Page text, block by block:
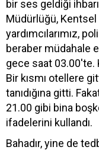
bir ses geldiği
Müdürlüğü,
yardımcılarımız,
beraber müdahale
gece saat 03.00'te.
Bir kısmı otellere
tanıdığına gitti.
21.00 gibi bina
ifadelerini kullandı.
Bahadır, yine de